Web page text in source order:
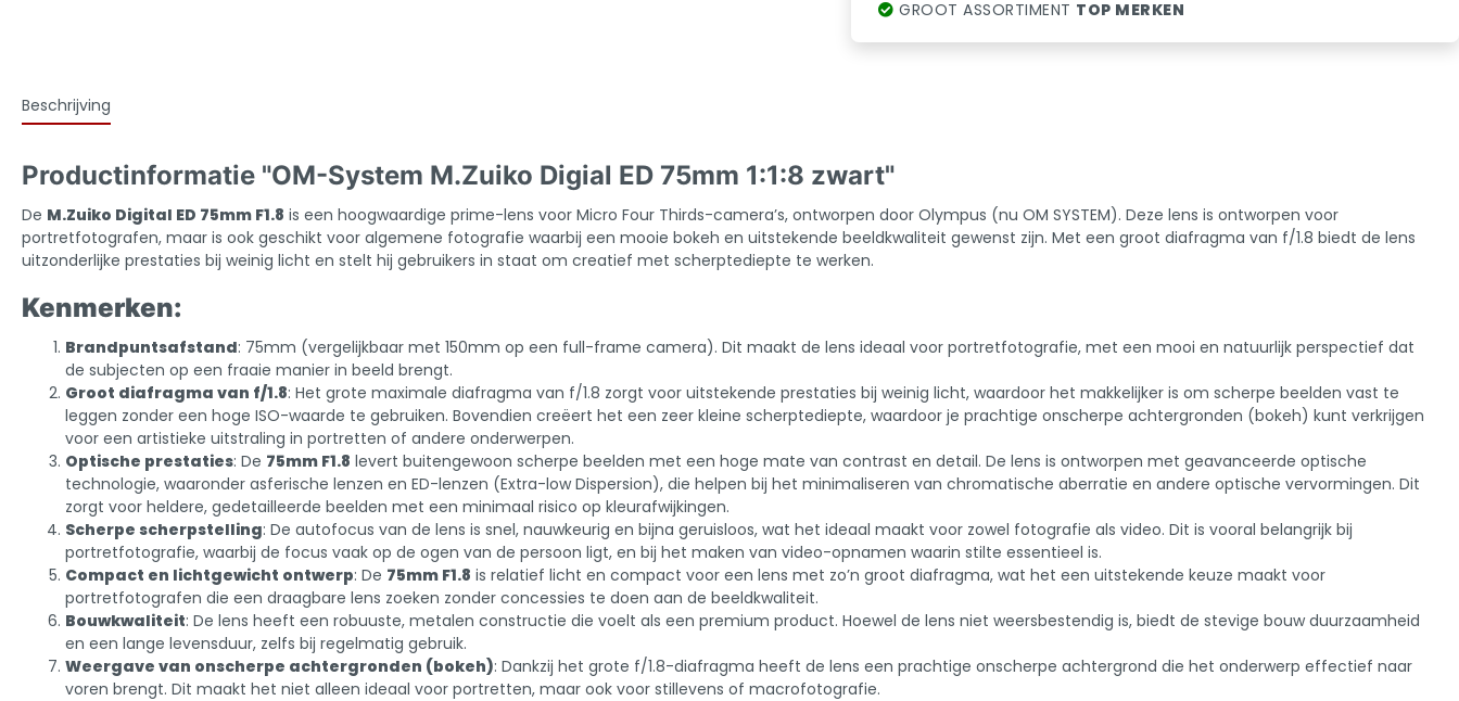
GROOT ASSORTIMENT TOP MERKEN
Beschrijving
Productinformatie "OM-System M.Zuiko Digial ED 75mm 1:1:8 zwart"
De M.Zuiko Digital ED 75mm F1.8 is een hoogwaardige prime-lens voor Micro Four Thirds-camera’s, ontworpen door Olympus (nu OM SYSTEM). Deze lens is ontworpen voor
portretfotografen, maar is ook geschikt voor algemene fotografie waarbij een mooie bokeh en uitstekende beeldkwaliteit gewenst zijn. Met een groot diafragma van f/1.8 biedt de lens
uitzonderlijke prestaties bij weinig licht en stelt hij gebruikers in staat om creatief met scherptediepte te werken.
Kenmerken:
Brandpuntsafstand: 75mm (vergelijkbaar met 150mm op een full-frame camera). Dit maakt de lens ideaal voor portretfotografie, met een mooi en natuurlijk perspectief dat
de subjecten op een fraaie manier in beeld brengt.
Groot diafragma van f/1.8: Het grote maximale diafragma van f/1.8 zorgt voor uitstekende prestaties bij weinig licht, waardoor het makkelijker is om scherpe beelden vast te
leggen zonder een hoge ISO-waarde te gebruiken. Bovendien creëert het een zeer kleine scherptediepte, waardoor je prachtige onscherpe achtergronden (bokeh) kunt verkrijgen
voor een artistieke uitstraling in portretten of andere onderwerpen.
Optische prestaties: De 75mm F1.8 levert buitengewoon scherpe beelden met een hoge mate van contrast en detail. De lens is ontworpen met geavanceerde optische
technologie, waaronder asferische lenzen en ED-lenzen (Extra-low Dispersion), die helpen bij het minimaliseren van chromatische aberratie en andere optische vervormingen. Dit
zorgt voor heldere, gedetailleerde beelden met een minimaal risico op kleurafwijkingen.
Scherpe scherpstelling: De autofocus van de lens is snel, nauwkeurig en bijna geruisloos, wat het ideaal maakt voor zowel fotografie als video. Dit is vooral belangrijk bij
portretfotografie, waarbij de focus vaak op de ogen van de persoon ligt, en bij het maken van video-opnamen waarin stilte essentieel is.
Compact en lichtgewicht ontwerp: De 75mm F1.8 is relatief licht en compact voor een lens met zo’n groot diafragma, wat het een uitstekende keuze maakt voor
portretfotografen die een draagbare lens zoeken zonder concessies te doen aan de beeldkwaliteit.
Bouwkwaliteit: De lens heeft een robuuste, metalen constructie die voelt als een premium product. Hoewel de lens niet weersbestendig is, biedt de stevige bouw duurzaamheid
en een lange levensduur, zelfs bij regelmatig gebruik.
Weergave van onscherpe achtergronden (bokeh): Dankzij het grote f/1.8-diafragma heeft de lens een prachtige onscherpe achtergrond die het onderwerp effectief naar
voren brengt. Dit maakt het niet alleen ideaal voor portretten, maar ook voor stillevens of macrofotografie.